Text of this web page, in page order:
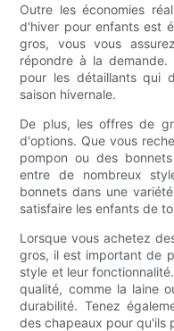
Outre les économies
d'hiver pour enfants est
gros, vous vous
répondre à la demande.
pour les détaillants qui
saison hivernale.
De plus, les offres de
d'options. Que vous
pompon ou des
entre de nombreux
bonnets dans une
satisfaire les enfants de
Lorsque vous achetez
gros, il est important de
style et leur
qualité, comme la laine
durabilité. Tenez
des chapeaux pour qu'ils